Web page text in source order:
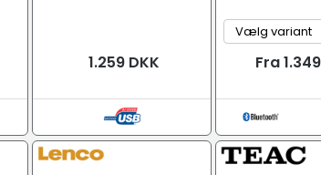
1.259 DKK Fra